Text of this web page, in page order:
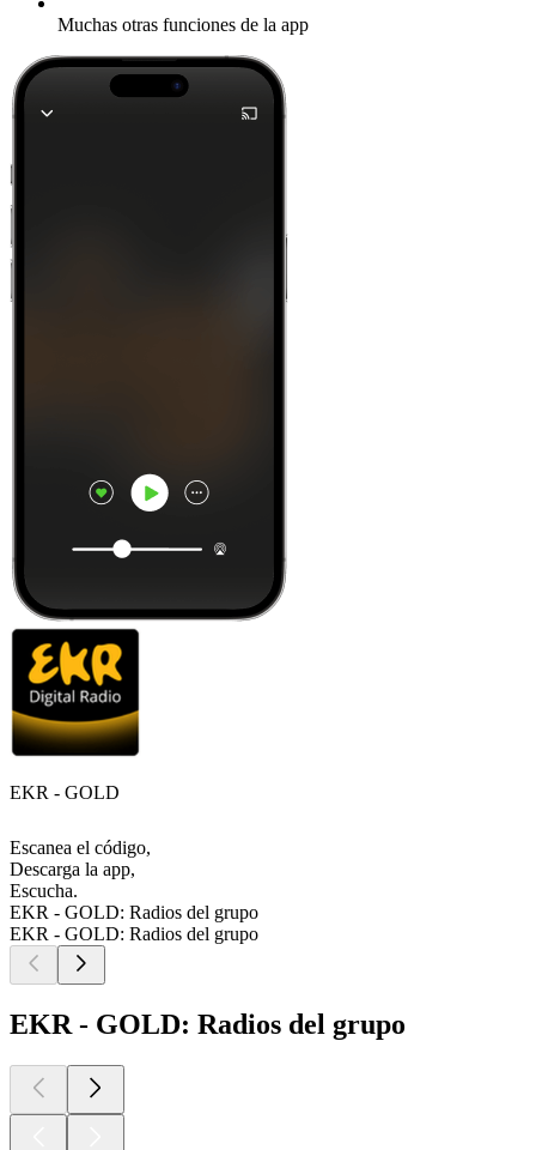
Muchas otras funciones de la app
EKR - GOLD
Escanea el código,
Descarga la app,
Escucha.
EKR - GOLD: Radios del grupo
EKR - GOLD: Radios del grupo
EKR - GOLD: Radios del grupo